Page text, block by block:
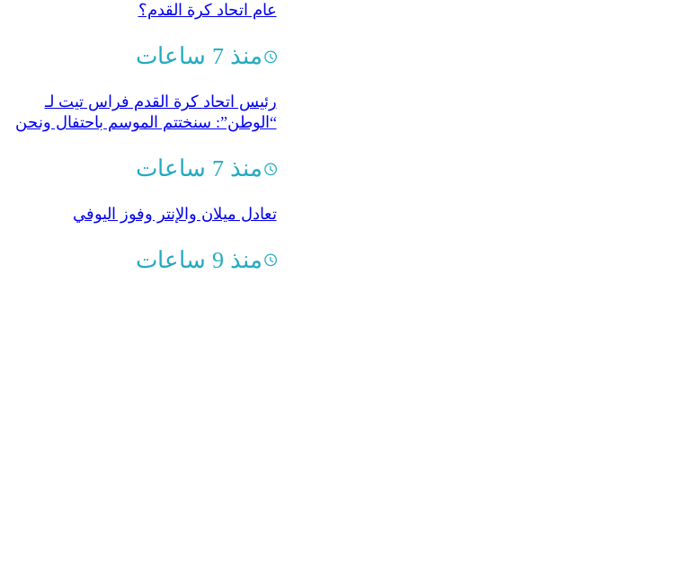
عام اتحاد كرة القدم؟
منذ 7 ساعات
رئيس اتحاد كرة القدم فراس تيت لـ
“الوطن”: سنختتم الموسم باحتفال ونحن
منذ 7 ساعات
تعادل ميلان والإنتر وفوز اليوفي
منذ 9 ساعات